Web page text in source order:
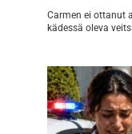
Carmen ei ottanut
kädessä oleva